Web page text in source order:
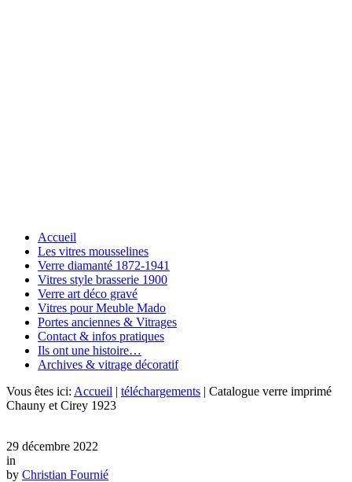
Accueil
Les vitres mousselines
Verre diamanté 1872-1941
Vitres style brasserie 1900
Verre art déco gravé
Vitres pour Meuble Mado
Portes anciennes & Vitrages
Contact & infos pratiques
Ils ont une histoire…
Archives & vitrage décoratif
Vous êtes ici: Accueil | téléchargements | Catalogue verre imprimé
Chauny et Cirey 1923
29 décembre 2022
in
by Christian Fournié